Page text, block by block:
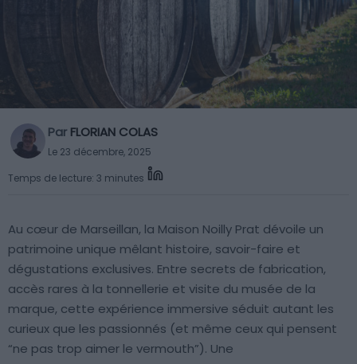
Par FLORIAN COLAS
Le 23 décembre, 2025
Temps de lecture: 3 minutes
Au cœur de Marseillan, la Maison Noilly Prat dévoile un
patrimoine unique mêlant histoire, savoir-faire et
dégustations exclusives. Entre secrets de fabrication,
accès rares à la tonnellerie et visite du musée de la
marque, cette expérience immersive séduit autant les
curieux que les passionnés (et même ceux qui pensent
“ne pas trop aimer le vermouth”). Une